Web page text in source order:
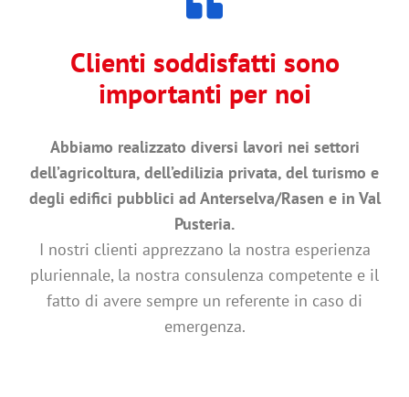
Clienti soddisfatti sono
importanti per noi
Abbiamo realizzato diversi lavori nei settori
dell’agricoltura, dell’edilizia privata, del turismo e
degli edifici pubblici ad Anterselva/Rasen e in Val
Pusteria.
I nostri clienti apprezzano la nostra esperienza
pluriennale, la nostra consulenza competente e il
fatto di avere sempre un referente in caso di
emergenza.